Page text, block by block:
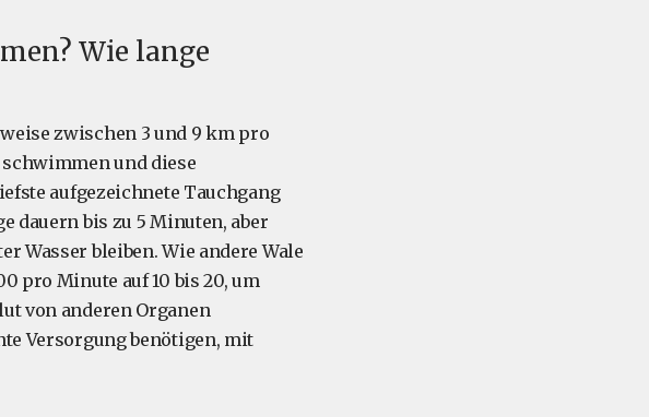
Wie lange
zwischen 3 und 9 km pro
und diese
aufgezeichnete Tauchgang
dauern bis zu 5 Minuten, aber
Wasser bleiben. Wie andere Wale
pro Minute auf 10 bis 20, um
von anderen Organen
Versorgung benötigen, mit